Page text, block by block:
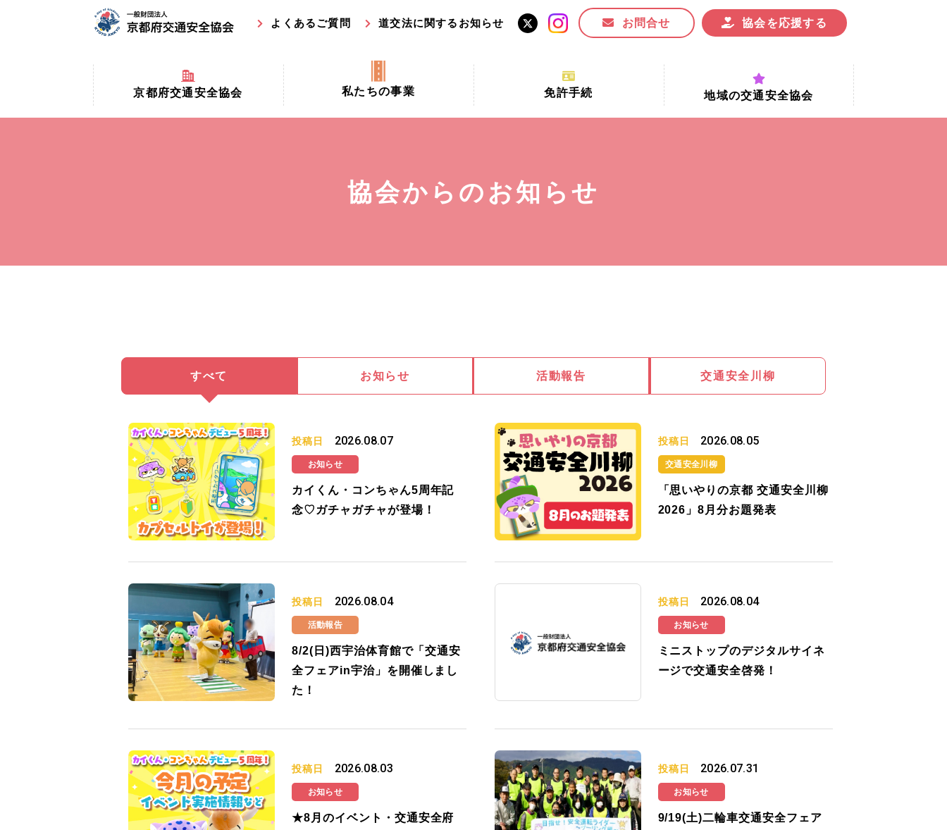
よくあるご質問 道交法に関するお知らせ お問合せ 協会を応援する
京都府交通安全協会
京都府交通安全協会とは？
私たちの事業
京都府交通安全活動推進センター事業
交通安全協力金の活用事業
免許手続
手続場所の対象者及び受付時間
講習時間
地域の交通安全協会
協会からのお知らせ
すべて お知らせ 活動報告 交通安全川柳
投稿日 2026.08.07
お知らせ
カイくん・コンちゃん5周年記
念♡ガチャガチャが登場！
投稿日 2026.08.05
交通安全川柳
「思いやりの京都 交通安全川柳
2026」8月分お題発表
投稿日 2026.08.04
活動報告
8/2(日)西宇治体育館で「交通安
全フェアin宇治」を開催しまし
た！
投稿日 2026.08.04
お知らせ
ミニストップのデジタルサイネ
ージで交通安全啓発！
投稿日 2026.08.03
お知らせ
★8月のイベント・交通安全府
投稿日 2026.07.31
お知らせ
9/19(土)二輪車交通安全フェア